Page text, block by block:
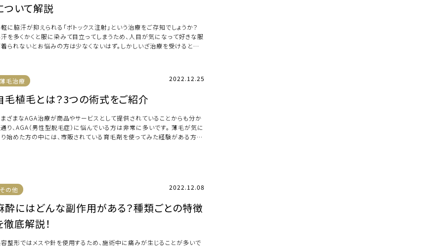
ついて解説
に脇汗が抑えられる「ボトックス注射」という治療をご存知でしょうか？
を多くかくと服に染みて目立ってしまうため、人目が気になって好きな服
られないとお悩みの方は少なくないはず。しかしいざ治療を受けるとな
薄毛治療 2022.12.25
毛植毛とは？3つの術式をご紹介
ざまなAGA治療が商品やサービスとして提供されていることからも分か
り、AGA（男性型脱毛症）に悩んでいる方は非常に多いです。 薄毛が気に
始めた方の中には、市販されている育毛剤を使ってみた経験がある方も
その他 2022.12.08
酔にはどんな副作用がある？種類ごとの特徴
徹底解説！
整形ではメスや針を使用するため、施術中に痛みが生じることが多いで